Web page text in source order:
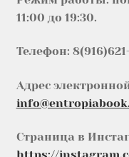
11:00 до 19:30.
Телефон:
Адрес
Страница в